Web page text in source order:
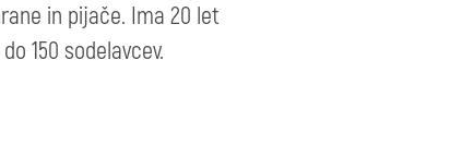
in pijače. Ima 20 let
150 sodelavcev.